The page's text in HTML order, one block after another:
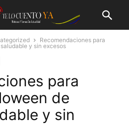
Recomendaciones para
y sin excesos
para
de
y sin